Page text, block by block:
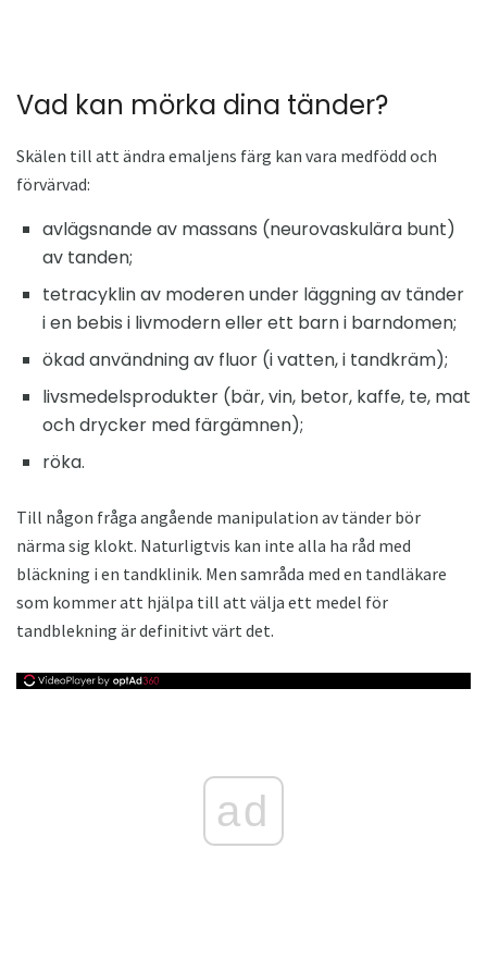
Vad kan mörka dina tänder?
Skälen till att ändra emaljens färg kan vara medfödd och
förvärvad:
avlägsnande av massans (neurovaskulära bunt)
av tanden;
tetracyklin av moderen under läggning av tänder
i en bebis i livmodern eller ett barn i barndomen;
ökad användning av fluor (i vatten, i tandkräm);
livsmedelsprodukter (bär, vin, betor, kaffe, te, mat
och drycker med färgämnen);
röka.
Till någon fråga angående manipulation av tänder bör
närma sig klokt. Naturligtvis kan inte alla ha råd med
bläckning i en tandklinik. Men samråda med en tandläkare
som kommer att hjälpa till att välja ett medel för
tandblekning är definitivt värt det.
ad